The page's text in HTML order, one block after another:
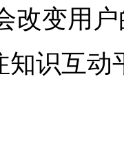
改变用
知识互